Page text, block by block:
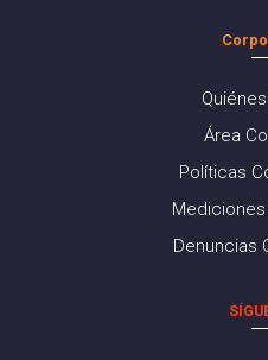
Área
Políticas
Denuncias